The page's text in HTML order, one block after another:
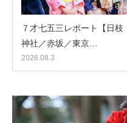
７才七五三レポート【日枝
神社／赤坂／東京…
2026.08.3